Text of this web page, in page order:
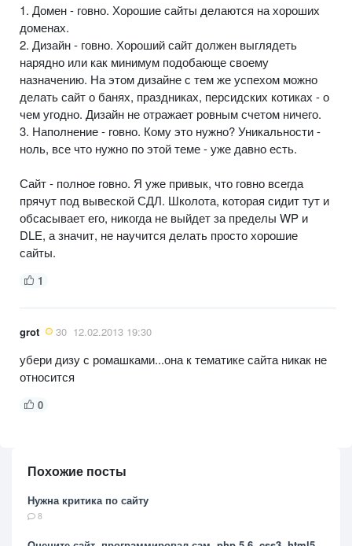
1. Домен - говно. Хорошие сайты делаются на хороших
доменах.
2. Дизайн - говно. Хороший сайт должен выглядеть
нарядно или как минимум подобающе своему
назначению. На этом дизайне с тем же успехом можно
делать сайт о банях, праздниках, персидских котиках - о
чем угодно. Дизайн не отражает ровным счетом ничего.
3. Наполнение - говно. Кому это нужно? Уникальности -
ноль, все что нужно по этой теме - уже давно есть.
Сайт - полное говно. Я уже привык, что говно всегда
прячут под вывеской СДЛ. Школота, которая сидит тут и
обсасывает его, никогда не выйдет за пределы WP и
DLE, а значит, не научится делать просто хорошие
сайты.
1
grot 30 12.02.2013 19:30
убери дизу с ромашками...она к тематике сайта никак не
относится
0
Похожие посты
Нужна критика по сайту
8